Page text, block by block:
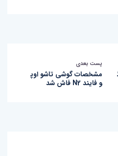
پست بعدی
مشخصات گوشی تاشو اوپ
و فایند N2 فاش شد